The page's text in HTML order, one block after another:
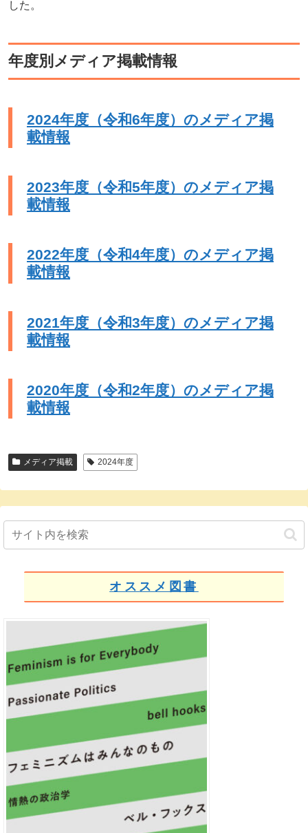
した。
年度別メディア掲載情報
2024年度（令和6年度）のメディア掲
載情報
2023年度（令和5年度）のメディア掲
載情報
2022年度（令和4年度）のメディア掲
載情報
2021年度（令和3年度）のメディア掲
載情報
2020年度（令和2年度）のメディア掲
載情報
メディア掲載 2024年度
オススメ図書